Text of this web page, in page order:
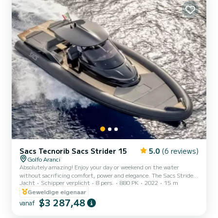
Skipper appassionato e di grande esperienza che saprà farvi godere
al meglio la vo...
Sacs Tecnorib Sacs Strider 15 5.0 (6 reviews)
Golfo Aranci
Absolutely amazing! Enjoy your day or weekend on the water
without sacrificing comfort, power and elegance. The Sacs Strider
15 is unrivalled. With its luxurious design and low draft this RIB will
take you anywhere fast and comfortable, it’s layout just doesn’t get
any better. This is the ultimate Tender / Chaseboat! The Strider 15
provides accommodation for up to twelve guests for day cruising
Jacht Schipper verplicht 8 pers. 880 PK 2022
15 m
Geweldige eigenaar
vanaf $3 287,48